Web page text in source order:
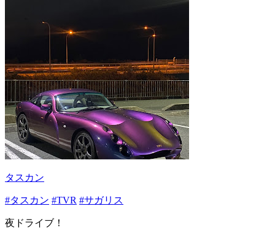
タスカン
#タスカン #TVR #サガリス
夜ドライブ！